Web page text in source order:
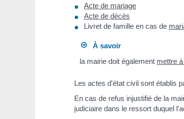
Acte de mariage
Acte de décès
Livret de famille en cas de
À savoir
la mairie doit également mettre
Les actes d'état civil sont établis
En cas de refus injustifié de la
judiciaire dans le ressort duquel